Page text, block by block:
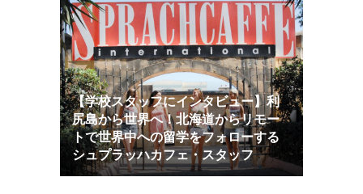
【学校スタッフにインタビュー】利
尻島から世界へ！北海道からリモー
トで世界中への留学をフォローする
シュプラッハカフェ・スタッフ